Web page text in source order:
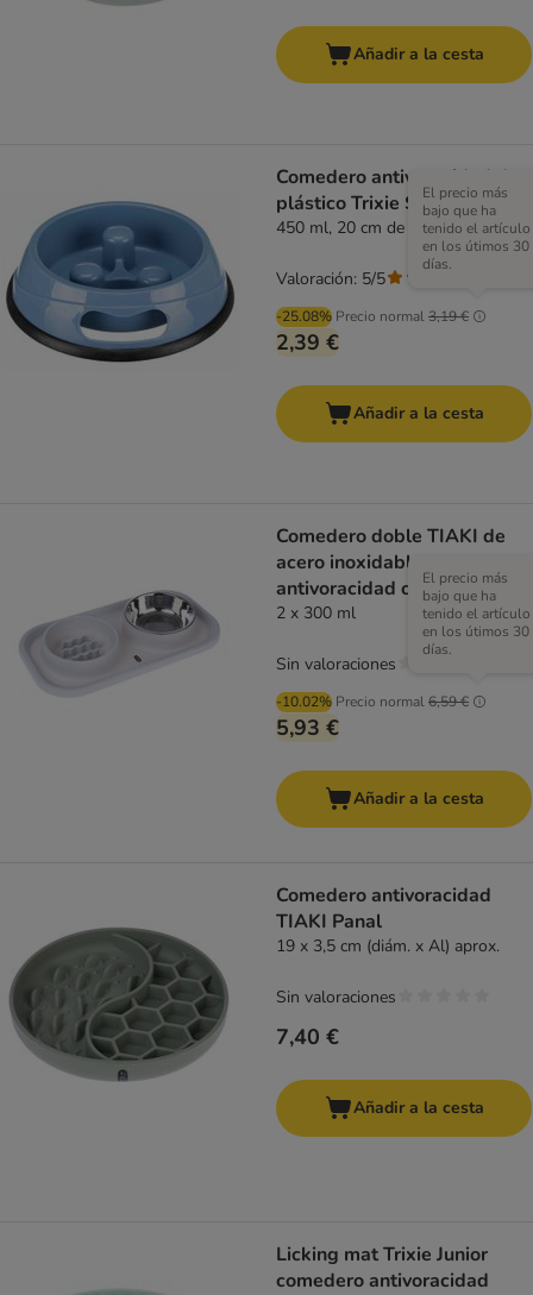
Añadir a la cesta
Comedero antivoracidad de
plástico Trixie Slow Feed
450 ml, 20 cm de diámetro
-25.08% Precio normal3,19 €
El precio más
bajo que ha
tenido el artículo
en los útimos 30
días.
2,39 €
Valoración: 5/5
Añadir a la cesta
Comedero doble TIAKI de
acero inoxidable y
antivoracidad con
alfombrilla
2 x 300 ml
-10.02% Precio normal6,59 €
El precio más
bajo que ha
tenido el artículo
en los útimos 30
días.
5,93 €
Sin valoraciones
Añadir a la cesta
Comedero antivoracidad
TIAKI Panal
19 x 3,5 cm (diám. x Al) aprox.
7,40 €
Sin valoraciones
Añadir a la cesta
Licking mat Trixie Junior
comedero antivoracidad